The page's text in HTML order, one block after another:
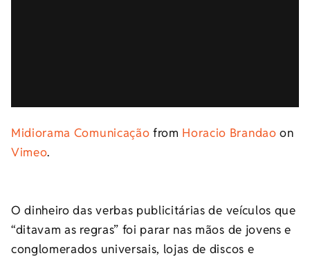
Midiorama Comunicação from Horacio Brandao on
Vimeo.
O dinheiro das verbas publicitárias de veículos que
“ditavam as regras” foi parar nas mãos de jovens e
conglomerados universais, lojas de discos e